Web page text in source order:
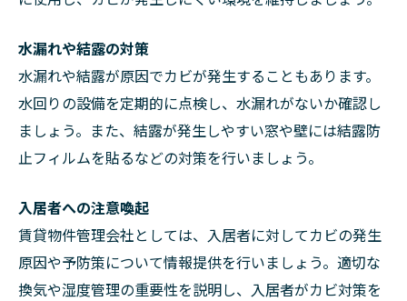
水漏れや結露の対策
水漏れや結露が原因でカビが発生することもあります。
水回りの設備を定期的に点検し、水漏れがないか確認し
ましょう。また、結露が発生しやすい窓や壁には結露防
止フィルムを貼るなどの対策を行いましょう。
入居者への注意喚起
賃貸物件管理会社としては、入居者に対してカビの発生
原因や予防策について情報提供を行いましょう。適切な
換気や湿度管理の重要性を説明し、入居者がカビ対策を